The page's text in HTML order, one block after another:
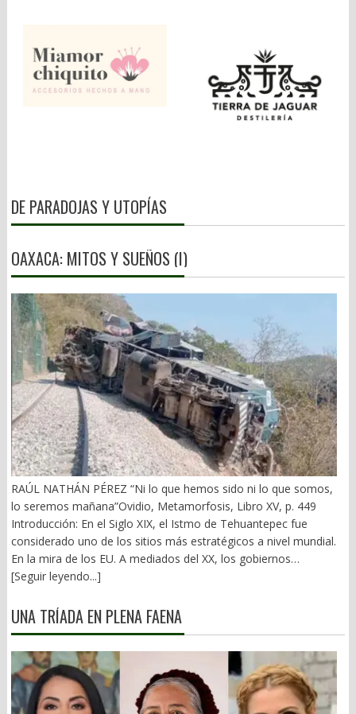
DE PARADOJAS Y UTOPÍAS
OAXACA: MITOS Y SUEÑOS (I)
RAÚL NATHÁN PÉREZ “Ni lo que hemos sido ni lo que somos,
lo seremos mañana”Ovidio, Metamorfosis, Libro XV, p. 449
Introducción: En el Siglo XIX, el Istmo de Tehuantepec fue
considerado uno de los sitios más estratégicos a nivel mundial.
En la mira de los EU. A mediados del XX, los gobiernos
emanados del PRI iniciaron una serie de proyectos, todos
Transístmico, Proyecto Alfa-Omega, Plan Puebla-Panamá y
otros. En 2018, la 4T volvió a la carga, considerándolo uno de
por la corrupción y la complicidad. Sobre la vieja vía inaugurada
por el general Porfirio Díaz (1907), se montaron nuevas vías. En
2026 sigue siendo un fiasco. 1).- La primera falacia Se ha dicho
[Seguir leyendo...]
UNA TRÍADA EN PLENA FAENA